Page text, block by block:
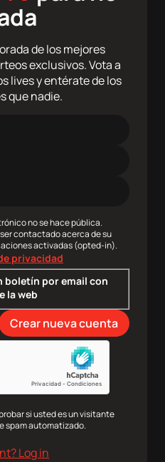
de los mejores
exclusivos. Vota a
lives y entérate de los
que nadie.
no se hace pública.
contactado acerca de su
activadas (opted-in).
privacidad
boletín por email con
la web
si usted es un visitante
spam automatizado.
Log in